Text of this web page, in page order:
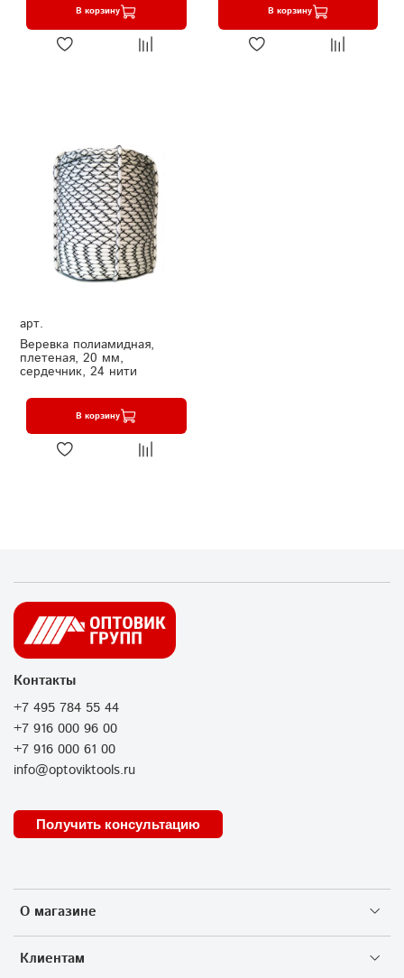
В корзину В корзину
арт.
Веревка полиамидная,
плетеная, 20 мм,
сердечник, 24 нити
В корзину
О магазине
Клиентам
Контакты
+7 495 784 55 44
+7 916 000 96 00
+7 916 000 61 00
info@optoviktools.ru
Получить консультацию